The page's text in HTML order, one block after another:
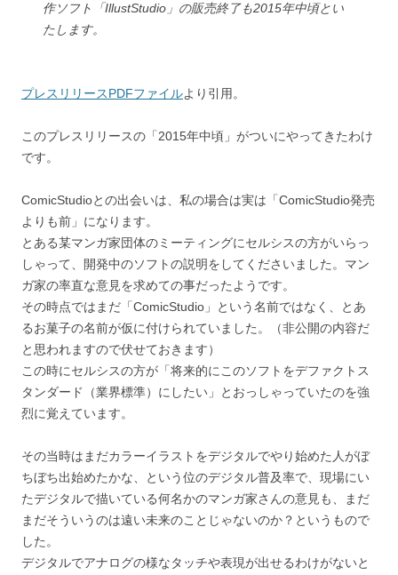
作ソフト「IllustStudio」の販売終了も2015年中頃とい
たします。
プレスリリースPDFファイルより引用。
このプレスリリースの「2015年中頃」がついにやってきたわけ
です。
ComicStudioとの出会いは、私の場合は実は「ComicStudio発売
よりも前」になります。
とある某マンガ家団体のミーティングにセルシスの方がいらっ
しゃって、開発中のソフトの説明をしてくださいました。マン
ガ家の率直な意見を求めての事だったようです。
その時点ではまだ「ComicStudio」という名前ではなく、とあ
るお菓子の名前が仮に付けられていました。（非公開の内容だ
と思われますので伏せておきます）
この時にセルシスの方が「将来的にこのソフトをデファクトス
タンダード（業界標準）にしたい」とおっしゃっていたのを強
烈に覚えています。
その当時はまだカラーイラストをデジタルでやり始めた人がぼ
ちぼち出始めたかな、という位のデジタル普及率で、現場にい
たデジタルで描いている何名かのマンガ家さんの意見も、まだ
まだそういうのは遠い未来のことじゃないのか？というもので
した。
デジタルでアナログの様なタッチや表現が出せるわけがないと